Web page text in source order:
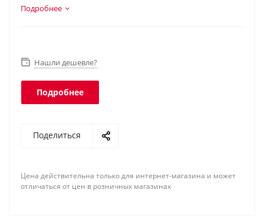
Вращающаяся стойка. Торговая индикация. Печать
Подробнее
Нашли дешевле?
Подробнее
Поделиться
Цена действительна только для интернет-магазина и может
отличаться от цен в розничных магазинах